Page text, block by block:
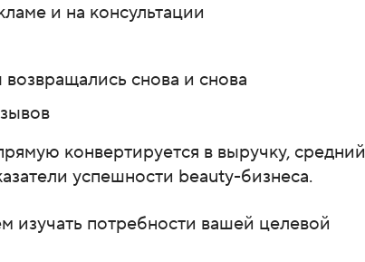
и на консультации
снова и снова
конвертируется в выручку, средний
успешности beauty-бизнеса.
изучать потребности вашей целевой